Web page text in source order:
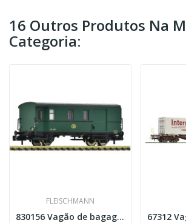
16 Outros Produtos Na
Categoria:
FLEISCHMANN
830156 Vagão de bagagem de comboio de carga,...